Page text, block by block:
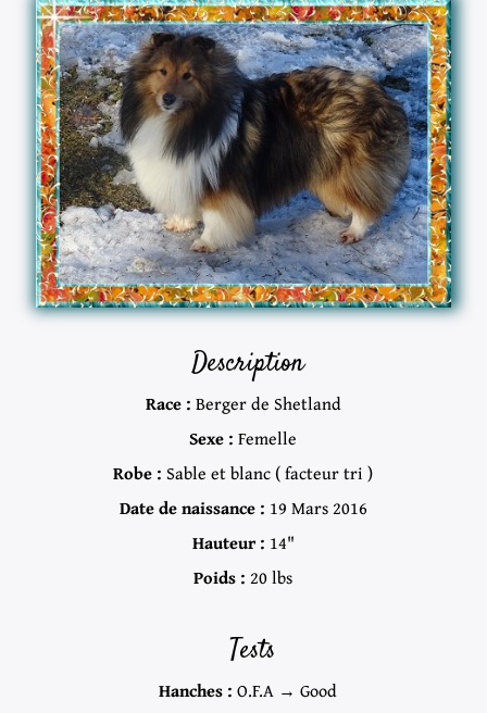
Description
Race : Berger de Shetland
Sexe : Femelle
Robe : Sable et blanc ( facteur tri )
Date de naissance : 19 Mars 2016
Hauteur : 14"
Poids : 20 lbs
Tests
Hanches : O.F.A → Good